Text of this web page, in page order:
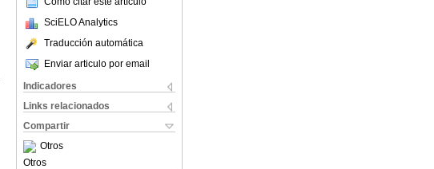
SciELO Analytics
Traducción automática
Enviar articulo por email
Indicadores
Links relacionados
Compartir
Otros
Otros